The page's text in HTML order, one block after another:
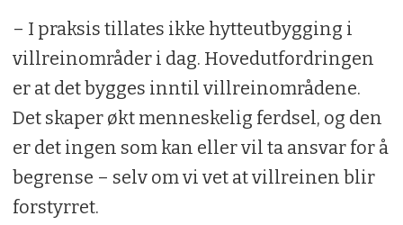
– I praksis tillates ikke hytteutbygging i
villreinområder i dag. Hovedutfordringen
er at det bygges inntil villreinområdene.
Det skaper økt menneskelig ferdsel, og den
er det ingen som kan eller vil ta ansvar for å
begrense – selv om vi vet at villreinen blir
forstyrret.